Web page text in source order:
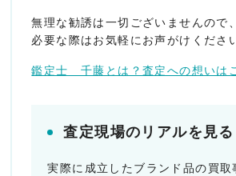
無理な勧誘は一切ございませんので
必要な際はお気軽にお声がけくださ
鑑定士 千藤とは？査定への想いは
査定現場のリアルを見る
実際に成立したブランド品の買取